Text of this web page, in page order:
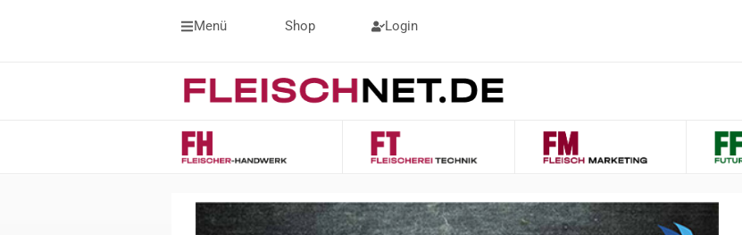
Menü Shop Login